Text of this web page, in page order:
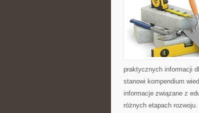
praktycznych informacji
stanowi kompendium
informacje związane z
różnych etapach